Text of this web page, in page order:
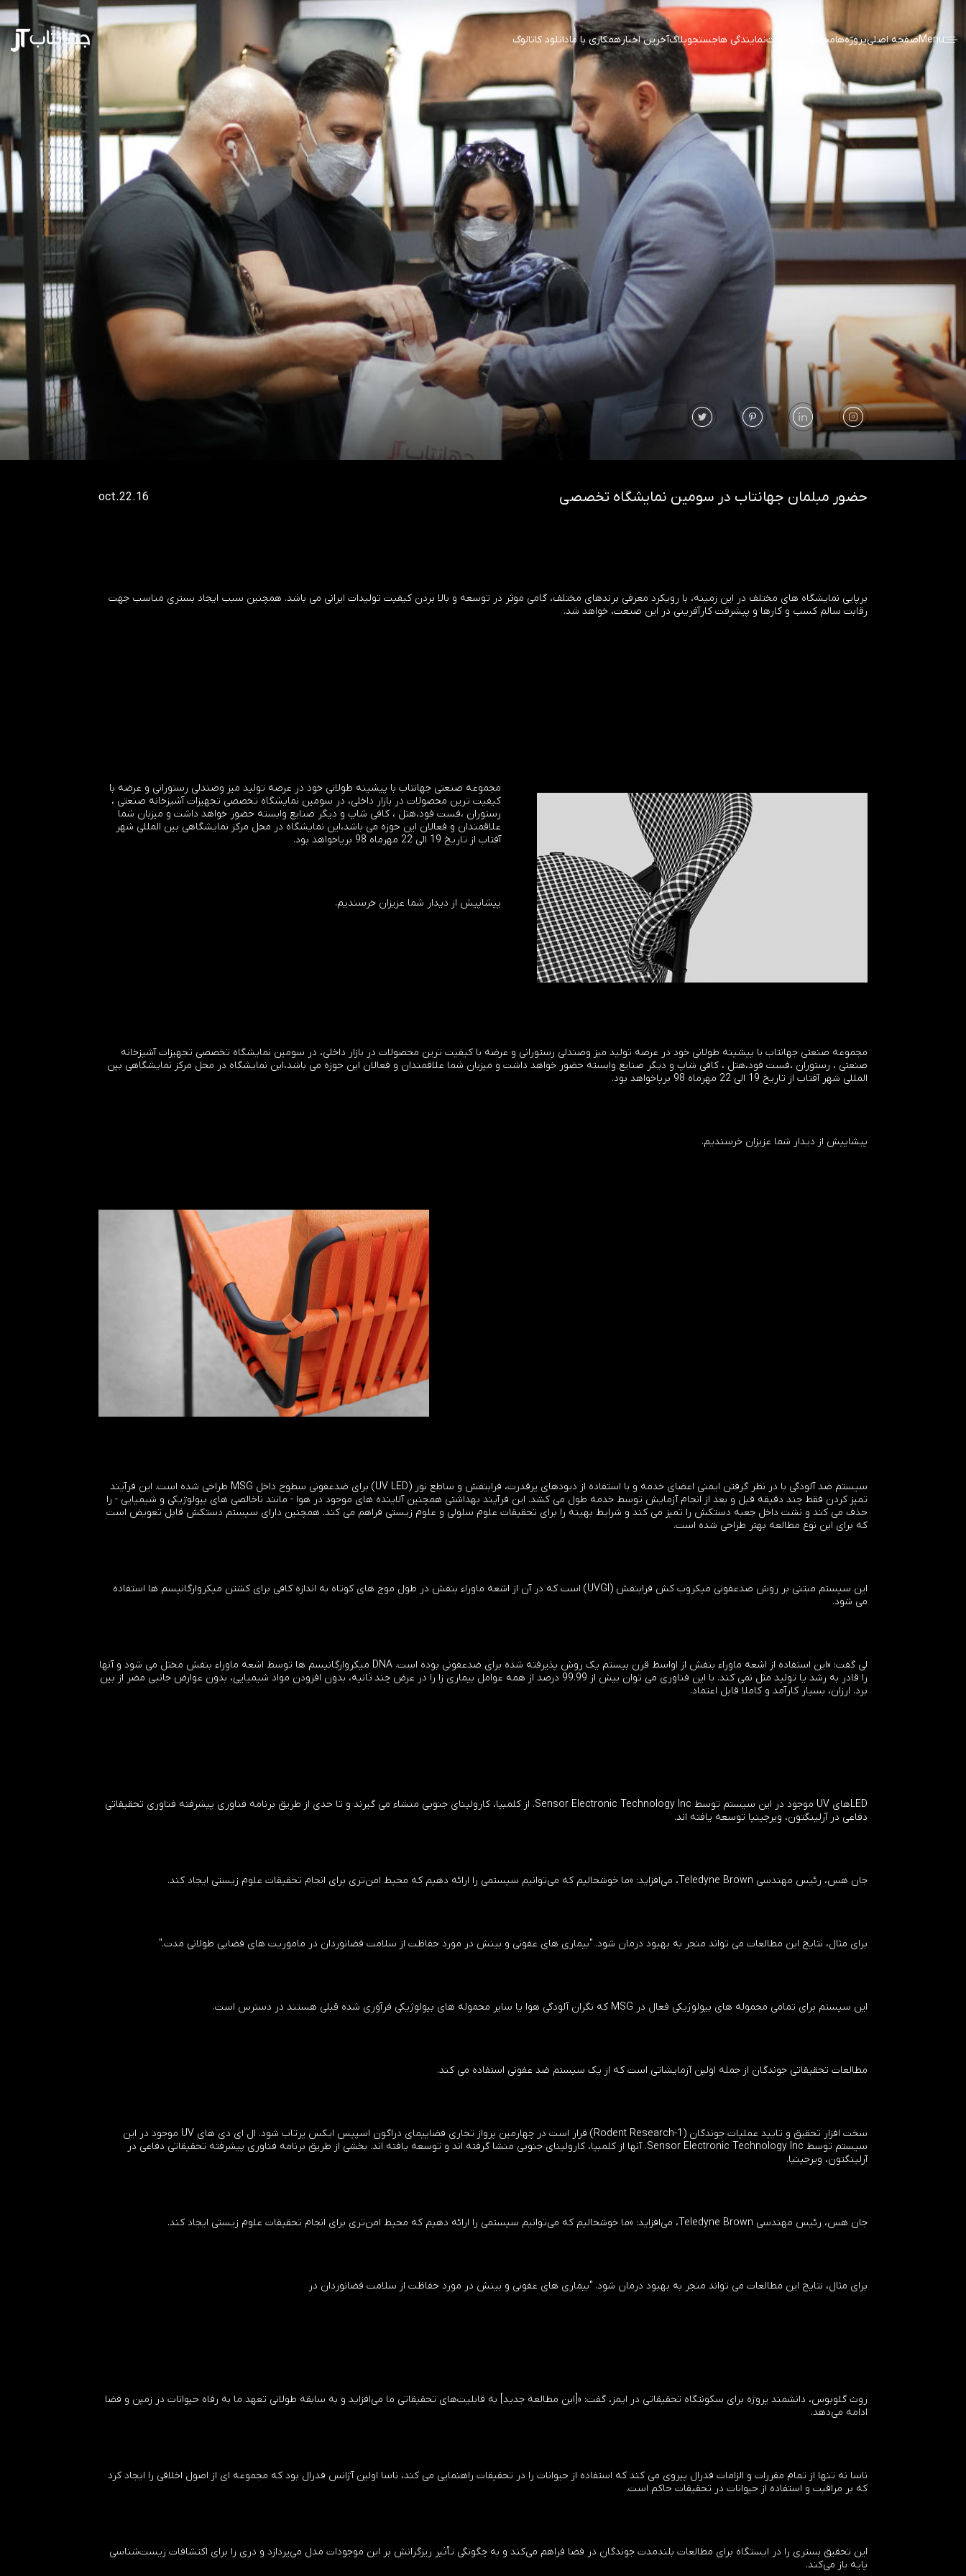
Menuصفحه اصلیپروژه‌هامحصولات خدماتنمایندگی هاجستجوبلاگآخرین اخبارهمکاری با مادانلود کاتالوگ
حضور مبلمان جهانتاب در سومین نمایشگاه تخصصی 16.oct.22
برپایی نمایشگاه های مختلف در این زمینه، با رویکرد معرفی برندهای مختلف، گامی موثر در توسعه و بالا بردن کیفیت تولیدات ایرانی می باشد. همچنین سبب ایجاد بستری مناسب جهت
رقابت سالم کسب و کارها و پیشرفت کارآفرینی در این صنعت، خواهد شد.
مجموعه صنعتی جهانتاب با پیشینه طولانی خود در عرصه تولید میز وصندلی رستورانی و عرضه با
کیفیت ترین محصولات در بازار داخلی، در سومین نمایشگاه تخصصی تجهیزات آشپزخانه صنعتی ،
رستوران ،فست فود،هتل ، کافی شاپ و دیگر صنایع وابسته حضور خواهد داشت و میزبان شما
علاقمندان و فعالان این حوزه می باشد،این نمایشگاه در محل مرکز نمایشگاهی بین المللی شهر
آفتاب از تاریخ 19 الی 22 مهرماه 98 برپاخواهد بود.
پیشاپیش از دیدار شما عزیزان خرسندیم.
مجموعه صنعتی جهانتاب با پیشینه طولانی خود در عرصه تولید میز وصندلی رستورانی و عرضه با کیفیت ترین محصولات در بازار داخلی، در سومین نمایشگاه تخصصی تجهیزات آشپزخانه
صنعتی ، رستوران ،فست فود،هتل ، کافی شاپ و دیگر صنایع وابسته حضور خواهد داشت و میزبان شما علاقمندان و فعالان این حوزه می باشد،این نمایشگاه در محل مرکز نمایشگاهی بین
المللی شهر آفتاب از تاریخ 19 الی 22 مهرماه 98 برپاخواهد بود.
پیشاپیش از دیدار شما عزیزان خرسندیم.
سیستم ضد آلودگی با در نظر گرفتن ایمنی اعضای خدمه و با استفاده از دیودهای پرقدرت، فرابنفش و ساطع نور (UV LED) برای ضدعفونی سطوح داخل MSG طراحی شده است. این فرآیند
تمیز کردن فقط چند دقیقه قبل و بعد از انجام آزمایش توسط خدمه طول می کشد. این فرآیند بهداشتی همچنین آلاینده های موجود در هوا - مانند ناخالصی های بیولوژیکی و شیمیایی - را
حذف می کند و نشت داخل جعبه دستکش را تمیز می کند و شرایط بهینه را برای تحقیقات علوم سلولی و علوم زیستی فراهم می کند. همچنین دارای سیستم دستکش قابل تعویض است
که برای این نوع مطالعه بهتر طراحی شده است.
این سیستم مبتنی بر روش ضدعفونی میکروب کش فرابنفش (UVGI) است که در آن از اشعه ماوراء بنفش در طول موج های کوتاه به اندازه کافی برای کشتن میکروارگانیسم ها استفاده
می شود.
لی گفت: «این استفاده از اشعه ماوراء بنفش از اواسط قرن بیستم یک روش پذیرفته شده برای ضدعفونی بوده است. DNA میکروارگانیسم ها توسط اشعه ماوراء بنفش مختل می شود و آنها
را قادر به رشد یا تولید مثل نمی کند. با این فناوری می توان بیش از 99.99 درصد از همه عوامل بیماری زا را در عرض چند ثانیه، بدون افزودن مواد شیمیایی، بدون عوارض جانبی مضر از بین
برد. ارزان، بسیار کارآمد و کاملا قابل اعتماد.
LEDهای UV موجود در این سیستم توسط Sensor Electronic Technology Inc. از کلمبیا، کارولینای جنوبی منشاء می گیرند و تا حدی از طریق برنامه فناوری پیشرفته فناوری تحقیقاتی
دفاعی در آرلینگتون، ویرجینیا توسعه یافته اند.
جان هس، رئیس مهندسی Teledyne Brown، می‌افزاید: «ما خوشحالیم که می‌توانیم سیستمی را ارائه دهیم که محیط امن‌تری برای انجام تحقیقات علوم زیستی ایجاد کند.
برای مثال، نتایج این مطالعات می تواند منجر به بهبود درمان شود. "بیماری های عفونی و بینش در مورد حفاظت از سلامت فضانوردان در ماموریت های فضایی طولانی مدت."
این سیستم برای تمامی محموله های بیولوژیکی فعال در MSG که نگران آلودگی هوا یا سایر محموله های بیولوژیکی فرآوری شده قبلی هستند در دسترس است.
مطالعات تحقیقاتی جوندگان از جمله اولین آزمایشاتی است که از یک سیستم ضد عفونی استفاده می کند.
سخت افزار تحقیق و تایید عملیات جوندگان (Rodent Research-1) قرار است در چهارمین پرواز تجاری فضاپیمای دراگون اسپیس ایکس پرتاب شود. ال ای دی های UV موجود در این
سیستم توسط Sensor Electronic Technology Inc. آنها از کلمبیا، کارولینای جنوبی منشا گرفته اند و توسعه یافته اند. بخشی از طریق برنامه فناوری پیشرفته تحقیقاتی دفاعی در
آرلینگتون، ویرجینیا.
جان هس، رئیس مهندسی Teledyne Brown، می‌افزاید: «ما خوشحالیم که می‌توانیم سیستمی را ارائه دهیم که محیط امن‌تری برای انجام تحقیقات علوم زیستی ایجاد کند.
برای مثال، نتایج این مطالعات می تواند منجر به بهبود درمان شود. "بیماری های عفونی و بینش در مورد حفاظت از سلامت فضانوردان در
روث گلوبوس، دانشمند پروژه برای سکونتگاه تحقیقاتی در ایمز، گفت: «[این مطالعه جدید] به قابلیت‌های تحقیقاتی ما می‌افزاید و به سابقه طولانی تعهد ما به رفاه حیوانات در زمین و فضا
ادامه می‌دهد.
ناسا نه تنها از تمام مقررات و الزامات فدرال پیروی می کند که استفاده از حیوانات را در تحقیقات راهنمایی می کند، ناسا اولین آژانس فدرال بود که مجموعه ای از اصول اخلاقی را ایجاد کرد
که بر مراقبت و استفاده از حیوانات در تحقیقات حاکم است.
این تحقیق بستری را در ایستگاه برای مطالعات بلندمدت جوندگان در فضا فراهم می‌کند و به چگونگی تأثیر ریزگرانش بر این موجودات مدل می‌پردازد و دری را برای اکتشافات زیست‌شناسی
پایه باز می‌کند.